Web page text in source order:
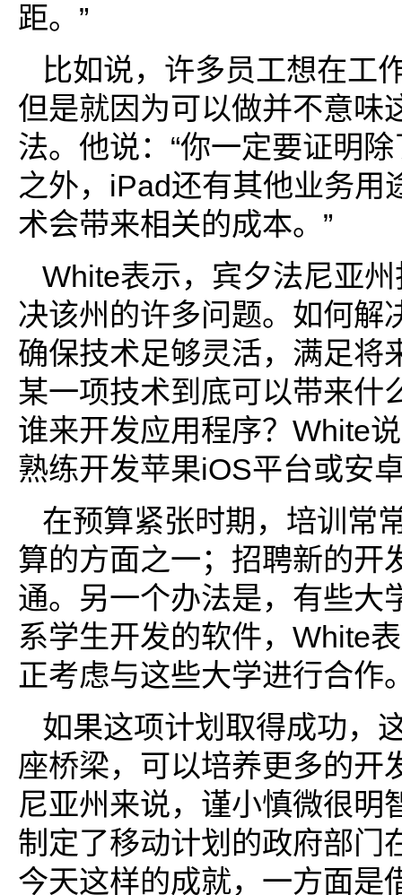
距。”
比如说，许多员工想在工
但是就因为可以做并不意味
法。他说：“你一定要证明
之外，iPad还有其他业务用
术会带来相关的成本。”
White表示，宾夕法尼亚
决该州的许多问题。如何解
确保技术足够灵活，满足将
某一项技术到底可以带来什
谁来开发应用程序？White
熟练开发苹果iOS平台或安
在预算紧张时期，培训常
算的方面之一；招聘新的开
通。另一个办法是，有些大
系学生开发的软件，White
正考虑与这些大学进行合作
如果这项计划取得成功，
座桥梁，可以培养更多的开
尼亚州来说，谨小慎微很
制定了移动计划的政府部门
今天这样的成就，一方面是